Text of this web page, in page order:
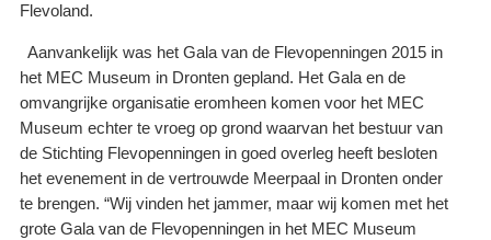
Flevoland.
Aanvankelijk was het Gala van de Flevopenningen 2015 in
het MEC Museum in Dronten gepland. Het Gala en de
omvangrijke organisatie eromheen komen voor het MEC
Museum echter te vroeg op grond waarvan het bestuur van
de Stichting Flevopenningen in goed overleg heeft besloten
het evenement in de vertrouwde Meerpaal in Dronten onder
te brengen. “Wij vinden het jammer, maar wij komen met het
grote Gala van de Flevopenningen in het MEC Museum